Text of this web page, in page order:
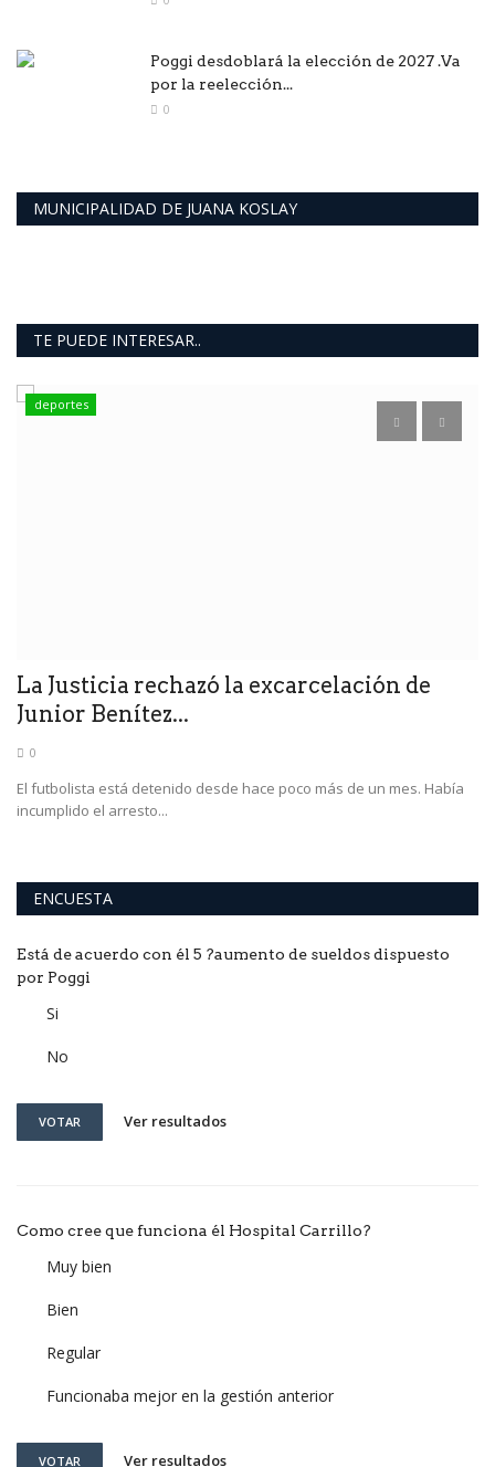
Poggi desdoblará la elección de 2027 .Va
por la reelección...
0
MUNICIPALIDAD DE JUANA KOSLAY
TE PUEDE INTERESAR..
deportes
La Justicia rechazó la excarcelación de
Junior Benítez...
0
El futbolista está detenido desde hace poco más de un mes. Había
incumplido el arresto...
ENCUESTA
Está de acuerdo con él 5 ?aumento de sueldos dispuesto
por Poggi
Si
No
VOTAR Ver resultados
Como cree que funciona él Hospital Carrillo?
Muy bien
Bien
Regular
Funcionaba mejor en la gestión anterior
VOTAR Ver resultados